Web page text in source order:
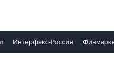
Интерфакс-Россия